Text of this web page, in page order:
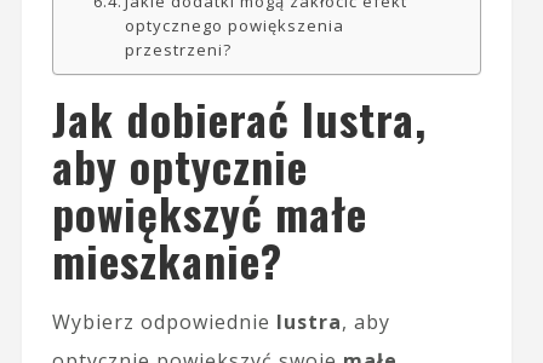
optycznego powiększenia
przestrzeni?
Jak dobierać lustra,
aby optycznie
powiększyć małe
mieszkanie?
Wybierz odpowiednie lustra, aby